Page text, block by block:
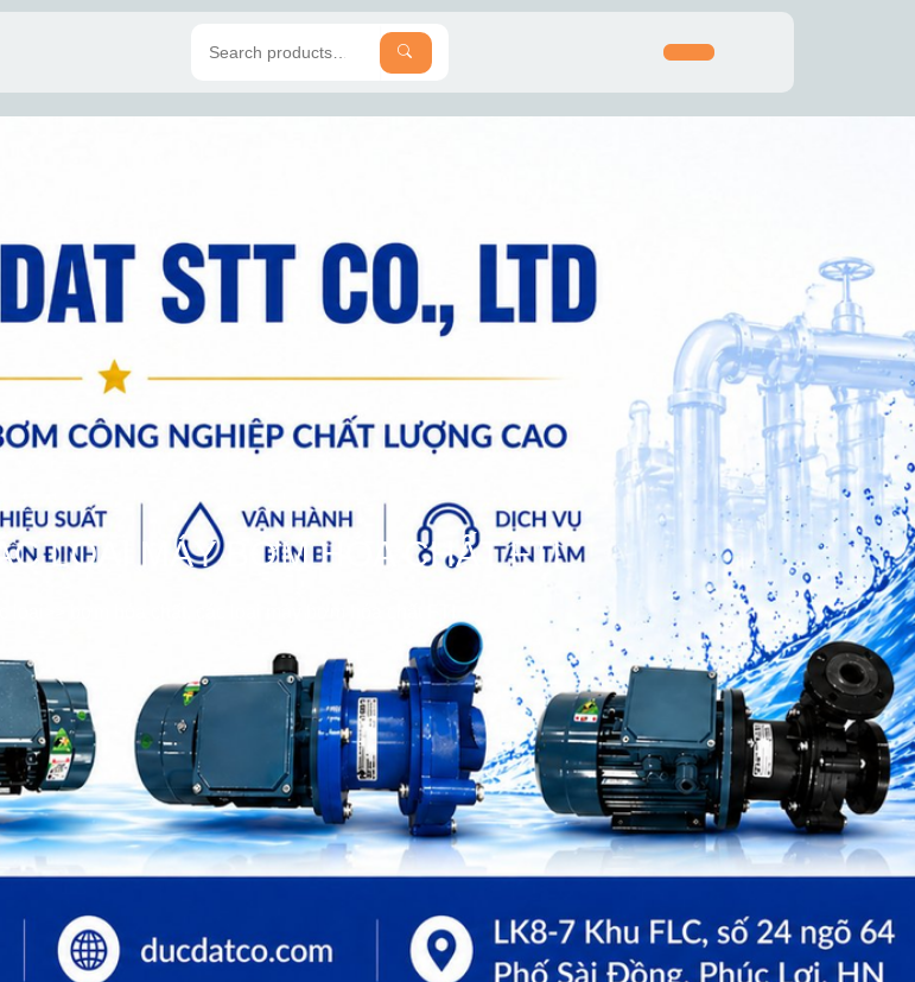
SEARCH
LOẠI MÁY BƠM HÓA CHẤT FTI